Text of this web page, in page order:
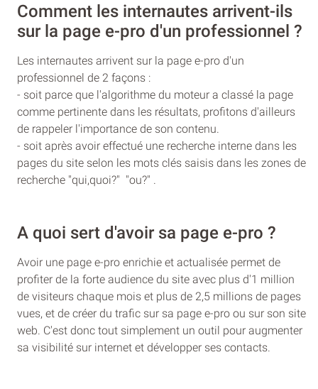
Comment les internautes arrivent-ils
sur la page e-pro d'un professionnel ?
Les internautes arrivent sur la page e-pro d'un
professionnel de 2 façons :
- soit parce que l'algorithme du moteur a classé la page
comme pertinente dans les résultats, profitons d'ailleurs
de rappeler l'importance de son contenu.
- soit après avoir effectué une recherche interne dans les
pages du site selon les mots clés saisis dans les zones de
recherche "qui,quoi?" "ou?" .
A quoi sert d'avoir sa page e-pro ?
Avoir une page e-pro enrichie et actualisée permet de
profiter de la forte audience du site avec plus d'1 million
de visiteurs chaque mois et plus de 2,5 millions de pages
vues, et de créer du trafic sur sa page e-pro ou sur son site
web. C'est donc tout simplement un outil pour augmenter
sa visibilité sur internet et développer ses contacts.